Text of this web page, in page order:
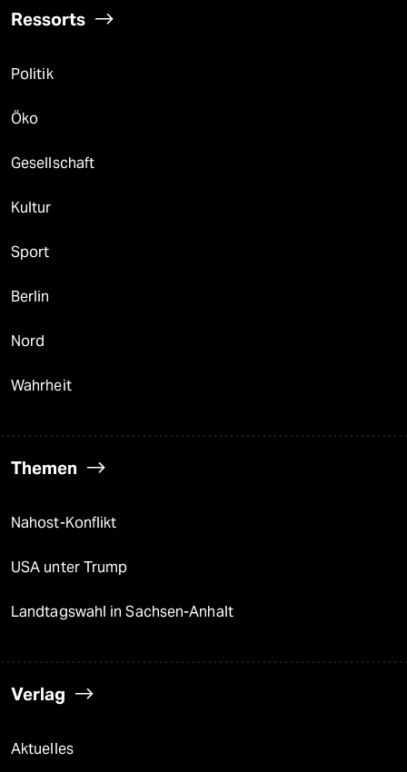
Ressorts
Politik
Öko
Gesellschaft
Kultur
Sport
Berlin
Nord
Wahrheit
Themen
Nahost-Konflikt
USA unter Trump
Landtagswahl in Sachsen-Anhalt
Verlag
Aktuelles